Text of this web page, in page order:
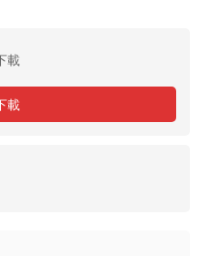
載
載